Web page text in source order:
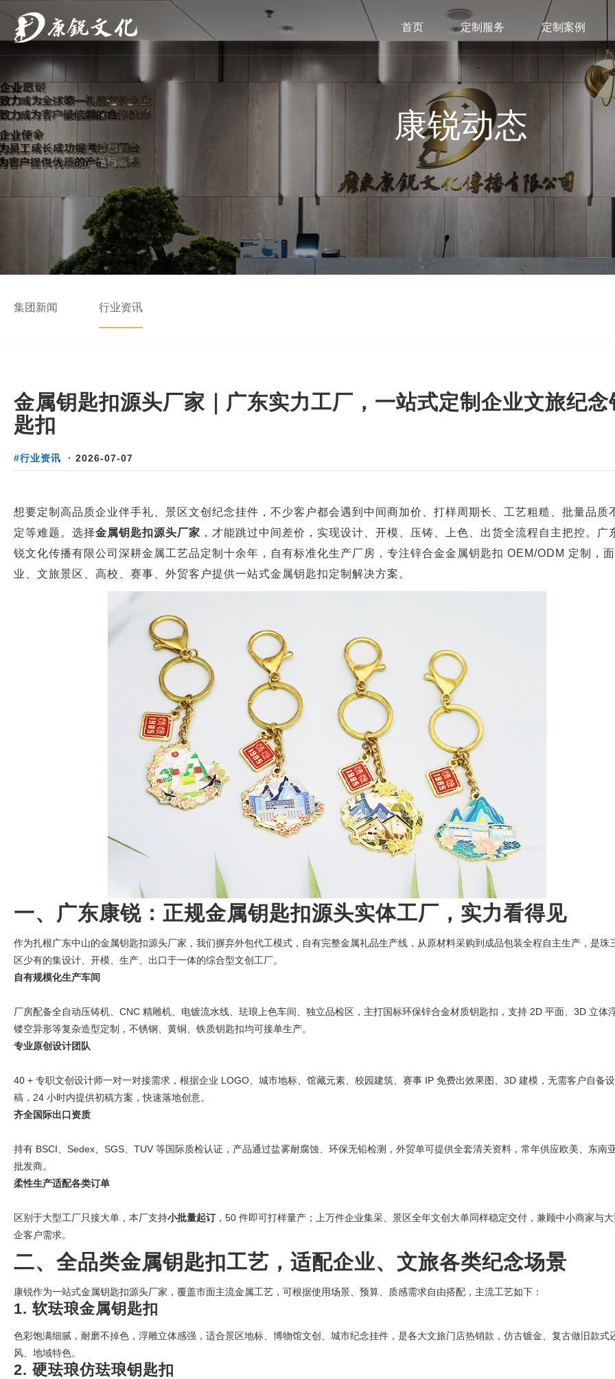
首页 定制服务 定制案例
康锐动态
集团新闻 行业资讯
金属钥匙扣源头厂家｜广东实力工厂，一站式定制企业文旅纪念
匙扣
#行业资讯 · 2026-07-07
想要定制高品质企业伴手礼、景区文创纪念挂件，不少客户都会遇到中间商加价、打样周期长、工艺粗糙、批量品质
定等难题。选择金属钥匙扣源头厂家 ，才能跳过中间差价，实现设计、开模、压铸、上色、出货全流程自主把控。广
锐文化传播有限公司深耕金属工艺品定制十余年，自有标准化生产厂房，专注锌合金金属钥匙扣 OEM/ODM 定制，
业、文旅景区、高校、赛事、外贸客户提供一站式金属钥匙扣定制解决方案。
一、广东康锐：正规金属钥匙扣源头实体工厂，实力看得见
作为扎根广东中山的金属钥匙扣源头厂家，我们摒弃外包代工模式，自有完整金属礼品生产线，从原材料采购到成品包装全程自主生产，是珠
区少有的集设计、开模、生产、出口于一体的综合型文创工厂。
自有规模化生产车间
厂房配备全自动压铸机、CNC 精雕机、电镀流水线、珐琅上色车间、独立品检区，主打国标环保锌合金材质钥匙扣，支持 2D 平面、3D 立体
镂空异形等复杂造型定制，不锈钢、黄铜、铁质钥匙扣均可接单生产。
专业原创设计团队
40 + 专职文创设计师一对一对接需求，根据企业 LOGO、城市地标、馆藏元素、校园建筑、赛事 IP 免费出效果图、3D 建模，无需客户自备
稿，24 小时内提供初稿方案，快速落地创意。
齐全国际出口资质
持有 BSCI、Sedex、SGS、TUV 等国际质检认证，产品通过盐雾耐腐蚀、环保无铅检测，外贸单可提供全套清关资料，常年供应欧美、东南
批发商。
柔性生产适配各类订单
区别于大型工厂只接大单，本厂支持小批量起订，50 件即可打样量产；上万件企业集采、景区全年文创大单同样稳定交付，兼顾中小商家与
企客户需求。
二、全品类金属钥匙扣工艺，适配企业、文旅各类纪念场景
康锐作为一站式金属钥匙扣源头厂家，覆盖市面主流金属工艺，可根据使用场景、预算、质感需求自由搭配，主流工艺如下：
1. 软珐琅金属钥匙扣
色彩饱满细腻，耐磨不掉色，浮雕立体感强，适合景区地标、博物馆文创、城市纪念挂件，是各大文旅门店热销款，仿古镀金、复古做旧款式
风、地域特色。
2. 硬珐琅仿珐琅钥匙扣